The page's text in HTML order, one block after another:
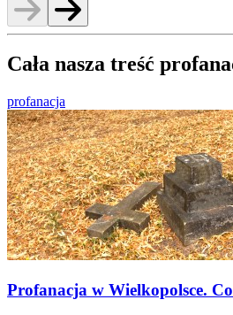
Cała nasza treść
profanacja
Profanacja w Wielkopolsce. Co